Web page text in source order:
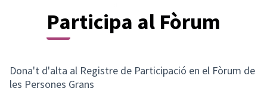
Participa al Fòrum
Dona't d'alta al Registre de Participació en el Fòrum de
les Persones Grans